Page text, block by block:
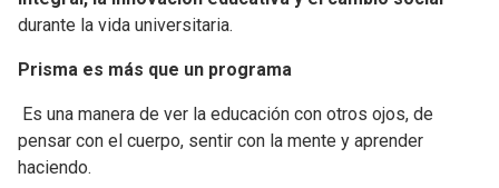
durante la vida universitaria.
Prisma es más que un programa
Es una manera de ver la educación con otros ojos, de
pensar con el cuerpo, sentir con la mente y aprender
haciendo.